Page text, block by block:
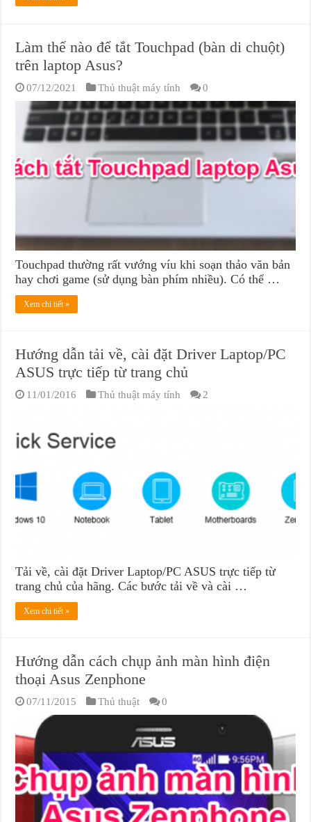
Làm thế nào để tắt Touchpad (bàn di chuột)
trên laptop Asus?
07/12/2021 Thủ thuật máy tính 0
Touchpad thường rất vướng víu khi soạn thảo văn bản
hay chơi game (sử dụng bàn phím nhiều). Có thể …
Xem chi tiết »
Hướng dẫn tải về, cài đặt Driver Laptop/PC
ASUS trực tiếp từ trang chủ
11/01/2016 Thủ thuật máy tính 2
Tải về, cài đặt Driver Laptop/PC ASUS trực tiếp từ
trang chủ của hãng. Các bước tải về và cài …
Xem chi tiết »
Hướng dẫn cách chụp ảnh màn hình điện
thoại Asus Zenphone
07/11/2015 Thủ thuật 0